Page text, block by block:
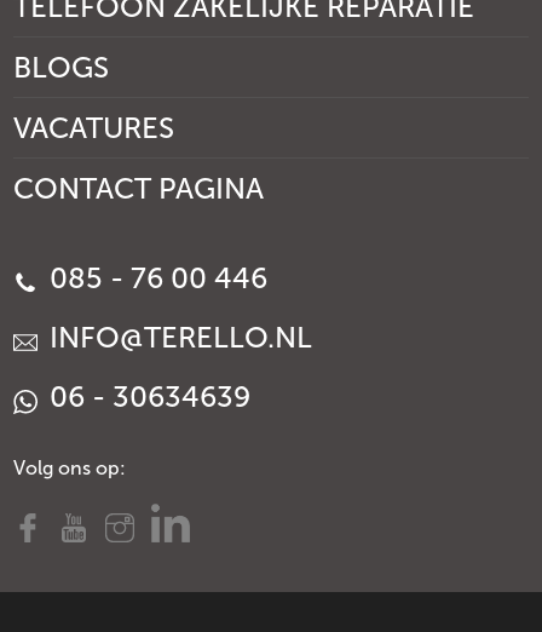
TELEFOON ZAKELIJKE REPARATIE
BLOGS
VACATURES
CONTACT PAGINA
085 - 76 00 446
INFO@TERELLO.NL
06 - 30634639
Volg ons op: